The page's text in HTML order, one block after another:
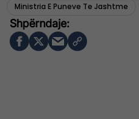
Ministria E Puneve Te Jashtme